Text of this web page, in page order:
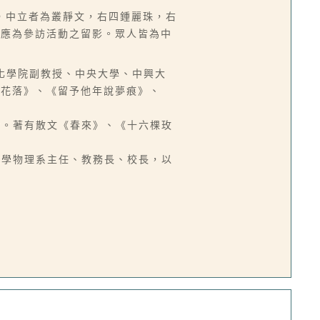
立者為叢靜文，右四鍾麗珠，右
為參訪活動之留影。眾人皆為中
院副教授、中央大學、中興大
落》、《留予他年說夢痕》、
著有散文《春來》、《十六棵玫
物理系主任、教務長、校長，以